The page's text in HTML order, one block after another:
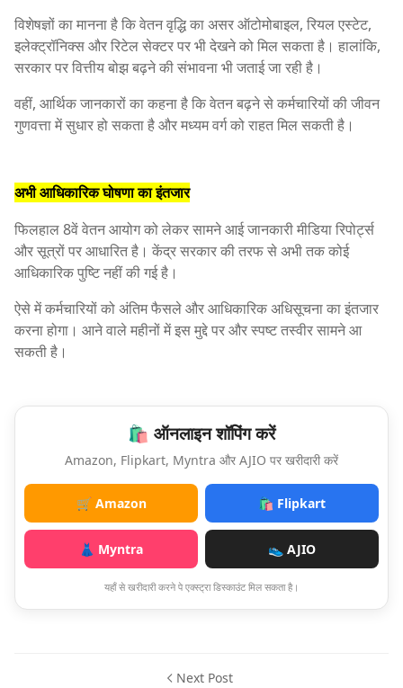
विशेषज्ञों का मानना है कि वेतन वृद्धि का असर ऑटोमोबाइल, रियल एस्टेट,
इलेक्ट्रॉनिक्स और रिटेल सेक्टर पर भी देखने को मिल सकता है। हालांकि,
सरकार पर वित्तीय बोझ बढ़ने की संभावना भी जताई जा रही है।
वहीं, आर्थिक जानकारों का कहना है कि वेतन बढ़ने से कर्मचारियों की जीवन
गुणवत्ता में सुधार हो सकता है और मध्यम वर्ग को राहत मिल सकती है।
अभी आधिकारिक घोषणा का इंतजार
फिलहाल 8वें वेतन आयोग को लेकर सामने आई जानकारी मीडिया रिपोर्ट्स
और सूत्रों पर आधारित है। केंद्र सरकार की तरफ से अभी तक कोई
आधिकारिक पुष्टि नहीं की गई है।
ऐसे में कर्मचारियों को अंतिम फैसले और आधिकारिक अधिसूचना का इंतजार
करना होगा। आने वाले महीनों में इस मुद्दे पर और स्पष्ट तस्वीर सामने आ
सकती है।
🛍️ ऑनलाइन शॉपिंग करें
Amazon, Flipkart, Myntra और AJIO पर खरीदारी करें
🛒 Amazon 🛍️ Flipkart
👗 Myntra 👟 AJIO
यहाँ से खरीदारी करने पे एक्स्ट्रा डिस्काउंट मिल सकता है।
Next Post